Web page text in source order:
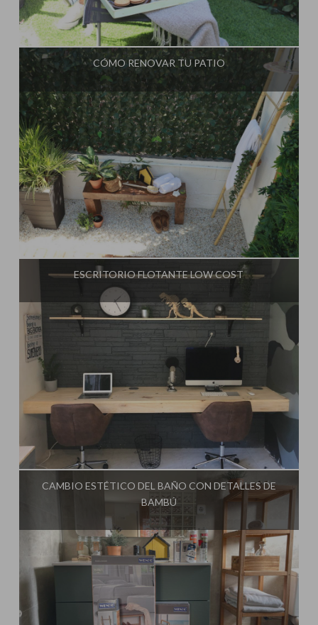
Influencer:Steffido
CÓMO RENOVAR TU PATIO
Influencer:Steffido
ESCRITORIO FLOTANTE LOW COST
Influencer: Steffido
CAMBIO ESTÉTICO DEL BAÑO CON DETALLES DE
BAMBÚ